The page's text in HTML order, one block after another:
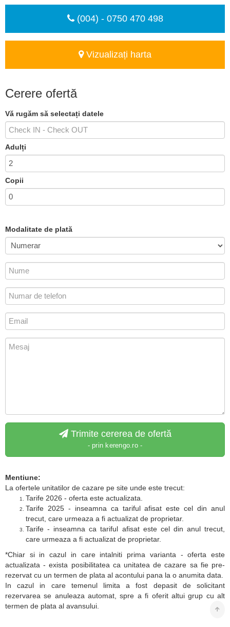
(004) - 0750 470 498
Vizualizați harta
Cerere ofertă
Vă rugăm să selectați datele
Adulți
Copii
Modalitate de plată
Trimite cererea de ofertă
- prin kerengo.ro -
Mentiune:
La ofertele unitatilor de cazare pe site unde este trecut:
Tarife 2026 - oferta este actualizata.
Tarife 2025 - inseamna ca tariful afisat este cel din anul
trecut, care urmeaza a fi actualizat de proprietar.
Tarife - inseamna ca tariful afisat este cel din anul trecut,
care urmeaza a fi actualizat de proprietar.
*Chiar si in cazul in care intalniti prima varianta - oferta este
actualizata - exista posibilitatea ca unitatea de cazare sa fie pre-
rezervat cu un termen de plata al acontului pana la o anumita data.
In cazul in care temenul limita a fost depasit de solicitant
rezervarea se anuleaza automat, spre a fi oferit altui grup cu alt
termen de plata al avansului.